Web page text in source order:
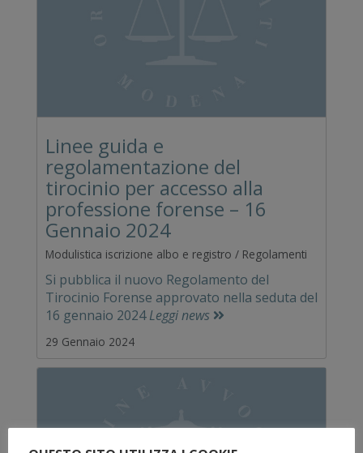
Linee guida e
regolamentazione del
tirocinio per accesso alla
professione forense – 16
Gennaio 2024
Modulistica iscrizione albo e registro / Regolamenti
Si pubblica il nuovo Regolamento del
Tirocinio Forense approvato nella seduta del
16 gennaio 2024Leggi news
29 Gennaio 2024